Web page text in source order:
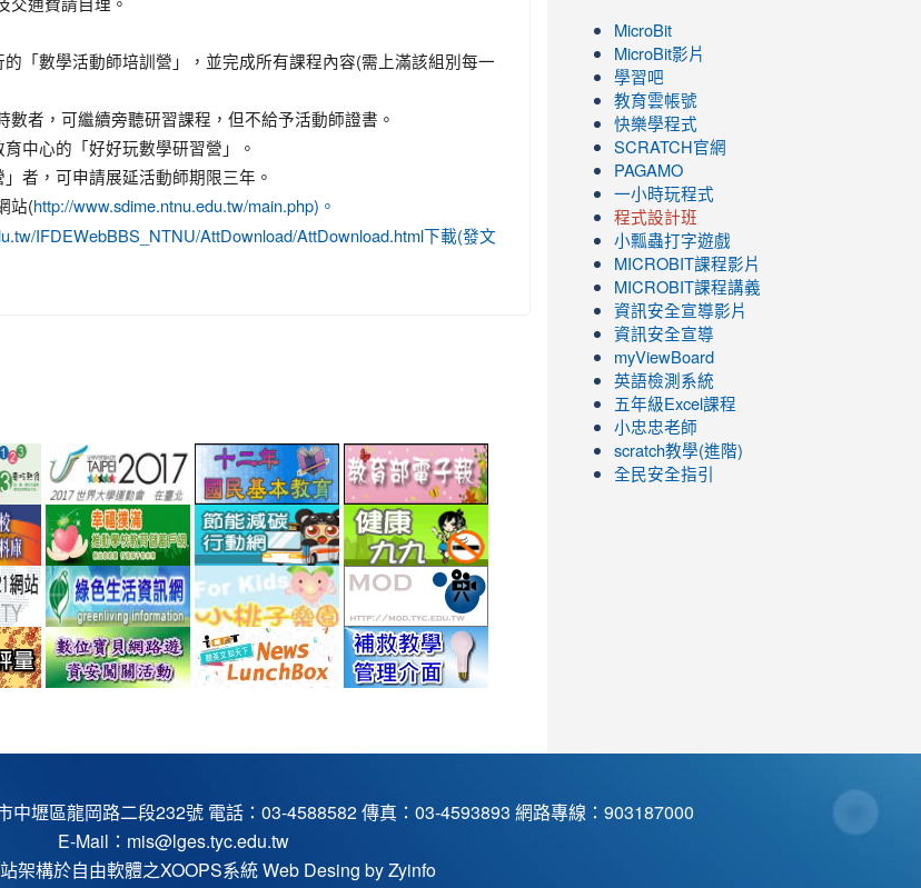
「數學活動師培訓營」，並完成所有課程內容(需上滿該組別每一
者，可繼續旁聽研習課程，但不給予活動師證書。
中心的「好好玩數學研習營」。
者，可申請展延活動師期限三年。
站( http://www.sdime.ntnu.edu.tw/main.php)。
IFDEWebBBS_NTNU/AttDownload/AttDownload.html下載(發文
rabies
link
to
http://www.perdc.ntnu.edu.tw/anti-
flu/catalog.php?
MainCatalogID=2
link
http://www.taipei2017.com.tw/
link
to
http://12basic.edu.tw/
pub/index_page.jsp?
link
to
https://athletic.ccu.edu.tw/Excellent/Homepage/index.php
link
to
https://www.edusave.edu.tw/school/school_index.aspx?
school_sn=864
link
to
http://ecolife.epa.gov.tw/cooler/default.aspx
index.php?
main/change_url.aspx?
link
to
http://www.sports.url.tw/
link
to
http://greenliving.epa.gov.tw/greenlife/green-
life/index.aspx
link
to
http://kids.tyc.edu.tw/http://mod.tyc.edu.tw/
link
to
link
to
link
to
link
to
link
to
MicroBit
MicroBit影片
學習吧
教育雲帳號
快樂學程式
SCRATCH官網
PAGAMO
一小時玩程式
程式設計班
小瓢蟲打字遊戲
link
to
https://www.youtube.com/channel/
ZBGmXwlbUndNA/videos?
view=0&sort=dd&shelf_id=0
MICROBIT課程影片
link
to
https://www.youtube.com/channel/
ZBGmXwlbUndNA/videos?
view=0&sort=dd&shelf_id=0
MICROBIT課程講義
資訊安全宣導影片
資訊安全宣導
myViewBoard
英語檢測系統
五年級Excel課程
小忠忠老師
scratch教學(進階)
全民安全指引
中壢區龍岡路二段232號 電話：03-4588582 傳真：03-4593893 網路專線：903187000
E-Mail： mis@lges.tyc.edu.tw
架構於自由軟體之XOOPS系統 Web Desing by Zyinfo